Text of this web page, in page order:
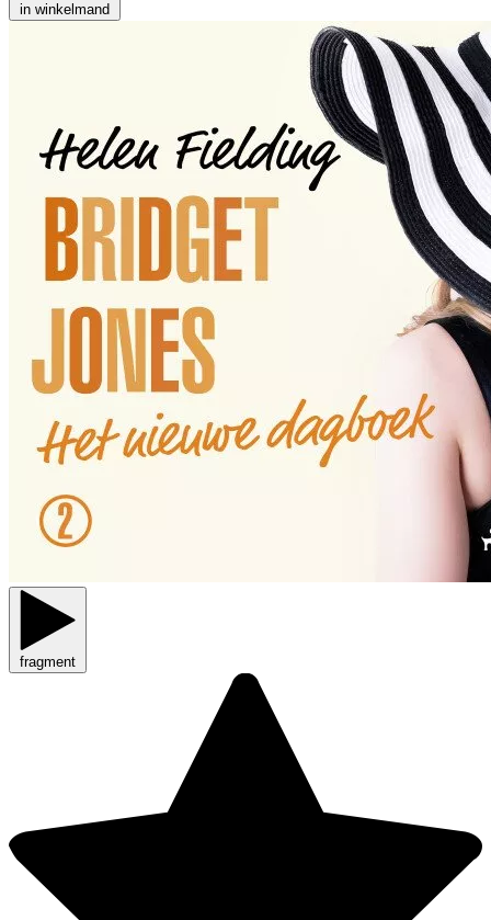
in winkelmand
fragment